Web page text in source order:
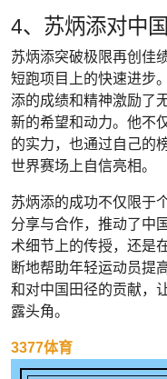
4、苏炳添对中
苏炳添突破极限再创佳
短跑项目上的快速进步
添的成绩和精神激励了
新的希望和动力。他不
的实力，也通过自己的
世界赛场上自信亮相。
苏炳添的成功不仅限于
分享与合作，推动了中
术细节上的传授，还是
断地帮助年轻运动员提
和对中国田径的贡献，
露头角。
3377体育